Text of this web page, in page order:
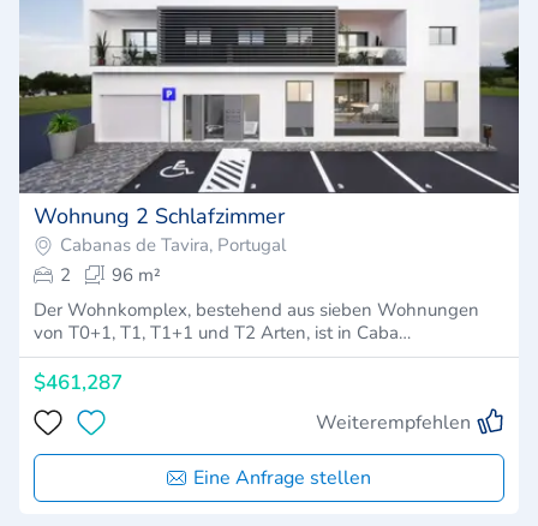
Wohnung 2 Schlafzimmer
Cabanas de Tavira, Portugal
2
96 m²
Der Wohnkomplex, bestehend aus sieben Wohnungen
von T0+1, T1, T1+1 und T2 Arten, ist in Caba…
$461,287
Weiterempfehlen
Eine Anfrage stellen